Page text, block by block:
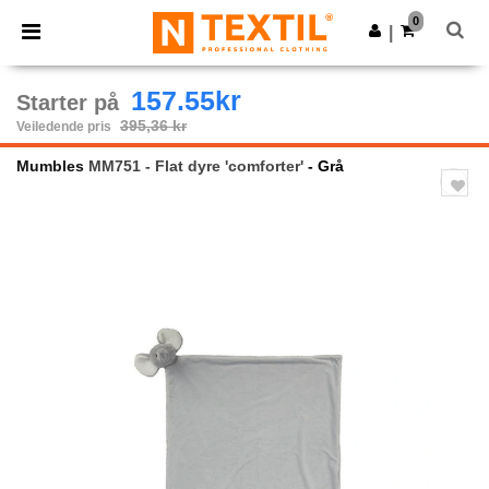
× Ntextil-app
Bedre priser i appen!
Last ned app
0
Starter på 157.55kr
Veiledende pris 395,36 kr
Mumbles MM751 - Flat dyre 'comforter' - Grå